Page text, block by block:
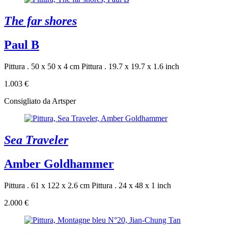
The far shores
Paul B
Pittura . 50 x 50 x 4 cm Pittura . 19.7 x 19.7 x 1.6 inch
1.003 €
Consigliato da Artsper
Sea Traveler
Amber Goldhammer
Pittura . 61 x 122 x 2.6 cm Pittura . 24 x 48 x 1 inch
2.000 €